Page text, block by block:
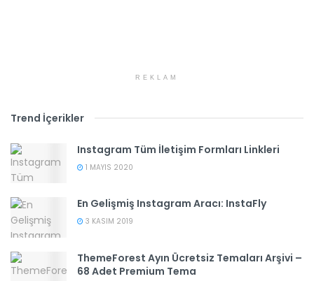
REKLAM
Trend İçerikler
Instagram Tüm İletişim Formları Linkleri
1 MAYIS 2020
En Gelişmiş Instagram Aracı: InstaFly
3 KASIM 2019
ThemeForest Ayın Ücretsiz Temaları Arşivi –
68 Adet Premium Tema